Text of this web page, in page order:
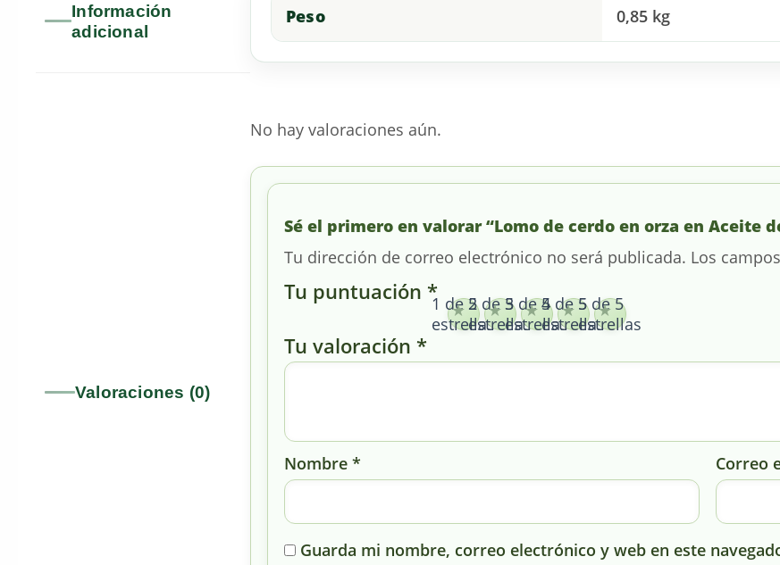
Información
adicional
Peso 0,85 kg
Valoraciones (0)
No hay valoraciones aún.
Sé el primero en valorar “Lomo de cerdo en orza en Aceite
Tu dirección de correo electrónico no será publicada. Los
Tu puntuación *1 de 5
estrellas
2 de 5
estrellas
3 de 5
estrellas
4 de 5
estrellas
5 de 5
estrellas
Tu valoración *
Nombre * Correo
Guarda mi nombre, correo electrónico y web en este